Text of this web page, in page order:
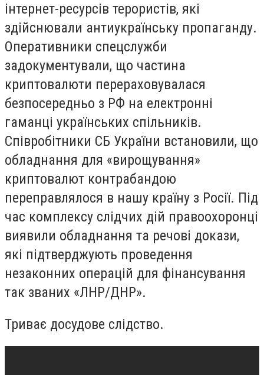
інтернет-ресурсів терористів, які
здійснювали антиукраїнську пропаганду.
Оперативники спецслужби
задокументували, що частина
криптовалюти перераховувалася
безпосередньо з РФ на електронні
гаманці українських спільників.
Співробітники СБ України встановили, що
обладнання для «вирощування»
криптовалют контрабандою
переправлялося в нашу країну з Росії. Під
час комплексу слідчих дій правоохоронці
виявили обладнання та речові докази,
які підтверджують проведення
незаконних операцій для фінансування
так званих «ЛНР/ДНР».
Триває досудове слідство.